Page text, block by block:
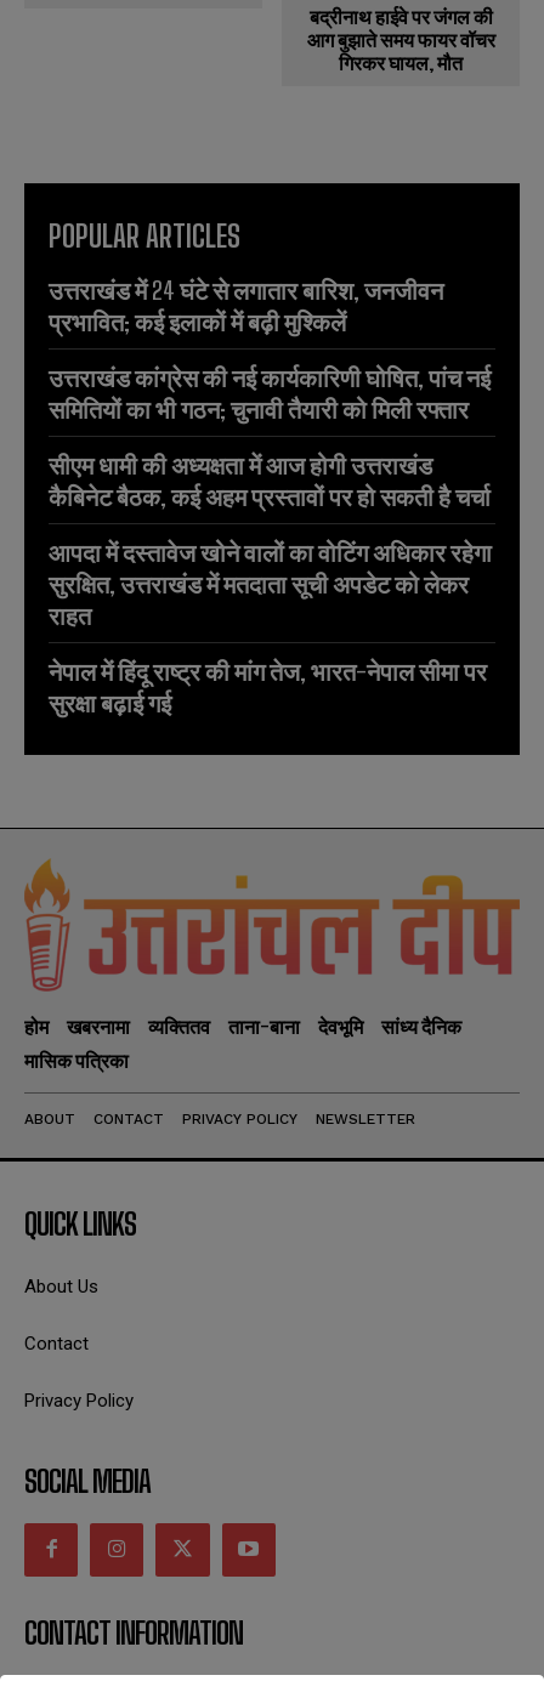
बद्रीनाथ हाईवे पर जंगल की
आग बुझाते समय फायर वॉचर
गिरकर घायल, मौत
POPULAR ARTICLES
उत्तराखंड में 24 घंटे से लगातार बारिश, जनजीवन
प्रभावित; कई इलाकों में बढ़ी मुश्किलें
उत्तराखंड कांग्रेस की नई कार्यकारिणी घोषित, पांच नई
समितियों का भी गठन; चुनावी तैयारी को मिली रफ्तार
सीएम धामी की अध्यक्षता में आज होगी उत्तराखंड
कैबिनेट बैठक, कई अहम प्रस्तावों पर हो सकती है चर्चा
आपदा में दस्तावेज खोने वालों का वोटिंग अधिकार रहेगा
सुरक्षित, उत्तराखंड में मतदाता सूची अपडेट को लेकर
राहत
नेपाल में हिंदू राष्ट्र की मांग तेज, भारत-नेपाल सीमा पर
सुरक्षा बढ़ाई गई
होम खबरनामा व्यक्तितव ताना-बाना देवभूमि
सांध्य दैनिक
मासिक पत्रिका
ABOUT CONTACT PRIVACY POLICY NEWSLETTER
QUICK LINKS
About Us
Contact
Privacy Policy
SOCIAL MEDIA
CONTACT INFORMATION